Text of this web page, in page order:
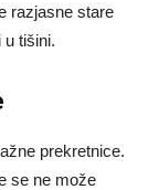
razjasne stare
u tišini.
prekretnice.
se ne može